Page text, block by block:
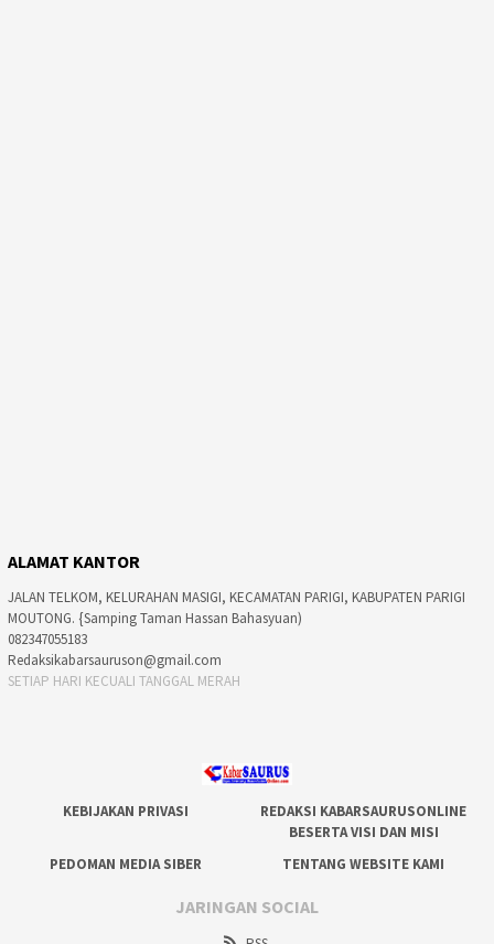
ALAMAT KANTOR
JALAN TELKOM, KELURAHAN MASIGI, KECAMATAN PARIGI, KABUPATEN PARIGI
MOUTONG. {Samping Taman Hassan Bahasyuan)
082347055183
Redaksikabarsauruson@gmail.com
SETIAP HARI KECUALI TANGGAL MERAH
KEBIJAKAN PRIVASI
REDAKSI KABARSAURUSONLINE
BESERTA VISI DAN MISI
PEDOMAN MEDIA SIBER
TENTANG WEBSITE KAMI
JARINGAN SOCIAL